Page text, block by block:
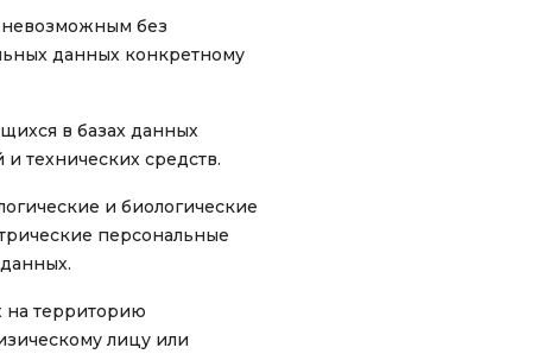
невозможным без
данных конкретному
в базах данных
технических средств.
и биологические
персональные
на территорию
лицу или